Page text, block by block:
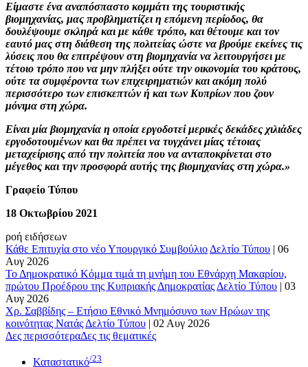
Είμαστε ένα αναπόσπαστο κομμάτι της τουριστικής
βιομηχανίας, μας προβληματίζει η επόμενη περίοδος, θα
δουλέψουμε σκληρά και με κάθε τρόπο, και θέτουμε και τον
εαυτό μας στη διάθεση της πολιτείας ώστε να βρούμε εκείνες τις
λύσεις που θα επιτρέψουν στη βιομηχανία να λειτουργήσει με
τέτοιο τρόπο που να μην πλήξει ούτε την οικονομία του κράτους,
ούτε τα συμφέροντα των επιχειρηματιών και ακόμη πολύ
περισσότερο των επισκεπτών ή και των Κυπρίων που ζουν
μόνιμα στη χώρα.
Είναι μία βιομηχανία η οποία εργοδοτεί μερικές δεκάδες χιλιάδες
εργοδοτουμένων και θα πρέπει να τυγχάνει μίας τέτοιας
μεταχείρισης από την πολιτεία που να ανταποκρίνεται στο
μέγεθος και την προσφορά αυτής της βιομηχανίας στη χώρα.»
Γραφείο Τύπου
18 Οκτωβρίου 2021
ροή ειδήσεων
Κάθε Επιτυχία στο νέο Υπουργικό Συμβούλιο Δελτίο Τύπου | 06
Αυγ 2026
Το Δημοκρατικό Κόμμα τιμά τη μνήμη του Εθνάρχη Μακαρίου,
πρώτου Προέδρου της Κυπριακής Δημοκρατίας Δελτίο Τύπου | 03
Αυγ 2026
Χρ. Σαββίδης – Ετήσιο Εθνικό Μνημόσυνο των Ηρώων της
κοινότητας Νατάς Δελτίο Τύπου | 02 Αυγ 2026
Δες περισσότεραΔες τις θεματικές
Καταστατικό/23